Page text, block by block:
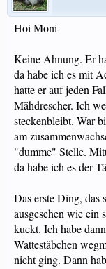
Hoi Moni
Keine Ahnung. Er
da habe ich es mit
hatte er auf jeden
Mähdrescher. Ich
steckenbleibt. War
am
"dumme" Stelle.
da habe ich es der
Das erste Ding, das
ausgesehen wie ein
kuckt. Ich habe
Wattestäbchen
nicht ging. Dann